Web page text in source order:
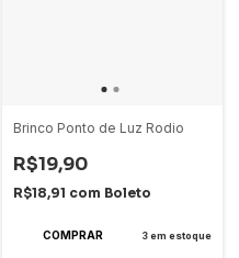
Brinco Ponto de Luz Rodio
R$19,90
R$18,91 com Boleto
3em estoque